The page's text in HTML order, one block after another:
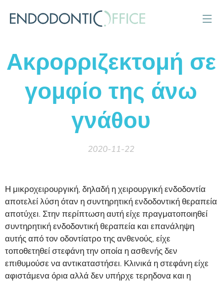
Ακρορριζεκτομή σε
γομφίο της άνω
γνάθου
2020-11-22
Η μικροχειρουργική, δηλαδή η χειρουργική ενδοδοντία
αποτελεί λύση όταν η συντηρητική ενδοδοντική θεραπεία
αποτύχει. Στην περίπτωση αυτή είχε πραγματοποιηθεί
συντηρητική ενδοδοντική θεραπεία και επανάληψη
αυτής από τον οδοντίατρο της ανθενούς, είχε
τοποθετηθεί στεφάνη την οποία η ασθενής δεν
επιθυμούσε να αντικαταστήσει. Κλινικά η στεφάνη είχε
αφιστάμενα όρια αλλά δεν υπήρχε τερηδονα και η